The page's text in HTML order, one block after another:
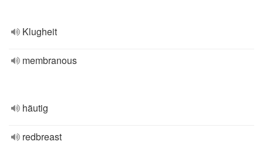
Klugheit
membranous
häutig
redbreast